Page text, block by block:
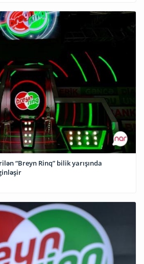
“Breyn Rinq” bilik yarışında